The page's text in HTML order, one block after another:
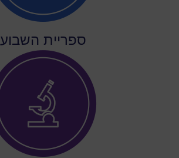
ספריית השבוע